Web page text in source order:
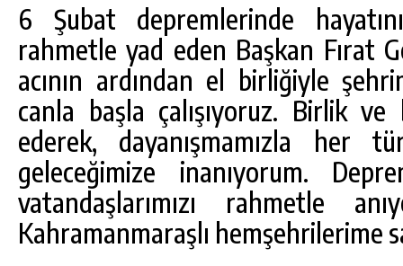
6 Şubat depremlerinde
rahmetle yad eden Başkan Fırat
acının ardından el birliğiyle
canla başla çalışıyoruz. Birlik
ederek, dayanışmamızla her
geleceğimize inanıyorum.
vatandaşlarımızı rahmetle
Kahramanmaraşlı hemşehrilerime